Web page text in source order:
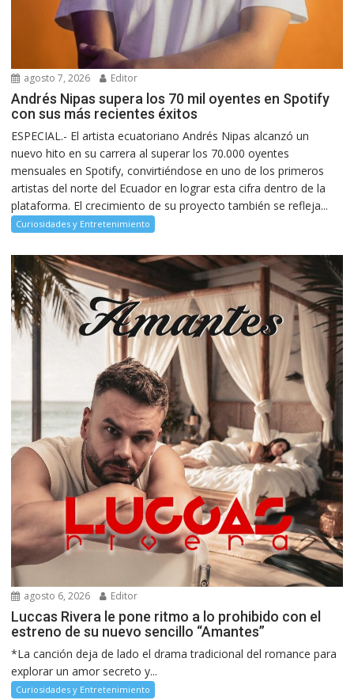
agosto 7, 2026 Editor
Andrés Nipas supera los 70 mil oyentes en Spotify
con sus más recientes éxitos
ESPECIAL.- El artista ecuatoriano Andrés Nipas alcanzó un
nuevo hito en su carrera al superar los 70.000 oyentes
mensuales en Spotify, convirtiéndose en uno de los primeros
artistas del norte del Ecuador en lograr esta cifra dentro de la
plataforma. El crecimiento de su proyecto también se refleja...
Curiosidades y Entretenimiento
agosto 6, 2026 Editor
Luccas Rivera le pone ritmo a lo prohibido con el
estreno de su nuevo sencillo “Amantes”
*La canción deja de lado el drama tradicional del romance para
explorar un amor secreto y...
Curiosidades y Entretenimiento